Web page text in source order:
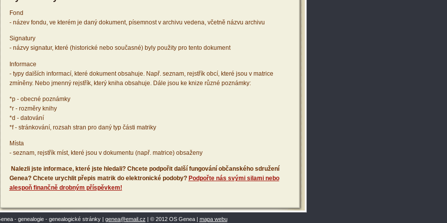
Fond
- název fondu, ve kterém je daný dokument, písemnost v archivu vedena, včetně názvu archivu
Signatury
- názvy signatur, které (historické nebo současné) byly použity pro tento dokument
Informace
- typy dalších informací, které dokument obsahuje. Např. seznam, rejstřík obcí, které jsou v matrice
zmíněny. Nebo jmenný rejstřík, který kniha obsahuje. Dále jsou ke knize různé poznámky:
*p - obecné poznámky
*r - rozměry knihy
*d - datování
*f - stránkování, rozsah stran pro daný typ části matriky
Místa
- seznam, rejstřík míst, které jsou v dokumentu (např. matrice) obsaženy
Nalezli jste informace, které jste hledali? Chcete podpořit další fungování občanského sdružení
Genea? Chcete urychlit přepis matrik do elektronické podoby? Podpořte nás svými silami nebo
alespoň finančně drobným příspěvkem!
- genealogie - genealogické stránky | genea@email.cz | © 2012 OS Genea | mapa webu